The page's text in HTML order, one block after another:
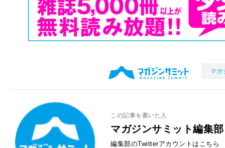
マガ
この記事を書いた人
マガジンサミット編集部
編集部のTwitterアカウントはこちら